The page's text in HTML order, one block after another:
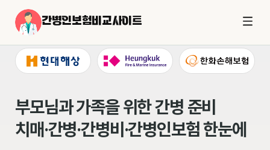
간병인보험비교사이트
부모님과 가족을 위한 간병 준비
치매·간병·간병비·간병인보험 한눈에